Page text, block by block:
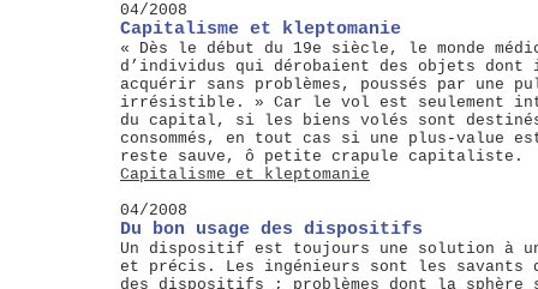
04/2008
Capitalisme et kleptomanie
« Dès le début du 19e siècle, le monde
d’individus qui dérobaient des objets dont
acquérir sans problèmes, poussés par
irrésistible. » Car le vol est seulement
du capital, si les biens volés sont
consommés, en tout cas si une plus-
reste sauve, ô petite crapule capitaliste.
Capitalisme et kleptomanie
04/2008
Du bon usage des dispositifs
Un dispositif est toujours une solution à
et précis. Les ingénieurs sont les savants
des dispositifs ; problèmes dont la sphère